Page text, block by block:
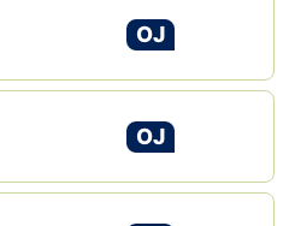
OJ
OJ